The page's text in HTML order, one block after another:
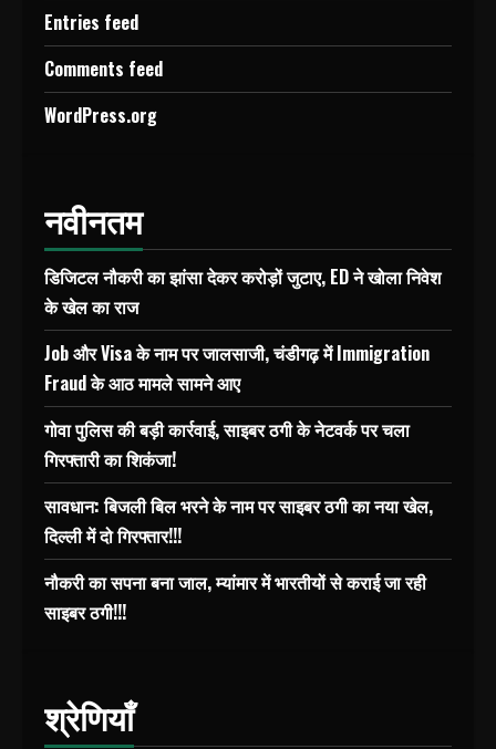
Entries feed
Comments feed
WordPress.org
नवीनतम
डिजिटल नौकरी का झांसा देकर करोड़ों जुटाए, ED ने खोला निवेश
के खेल का राज
Job और Visa के नाम पर जालसाजी, चंडीगढ़ में Immigration
Fraud के आठ मामले सामने आए
गोवा पुलिस की बड़ी कार्रवाई, साइबर ठगी के नेटवर्क पर चला
गिरफ्तारी का शिकंजा!
सावधान: बिजली बिल भरने के नाम पर साइबर ठगी का नया खेल,
दिल्ली में दो गिरफ्तार!!!
नौकरी का सपना बना जाल, म्यांमार में भारतीयों से कराई जा रही
साइबर ठगी!!!
श्रेणियाँ